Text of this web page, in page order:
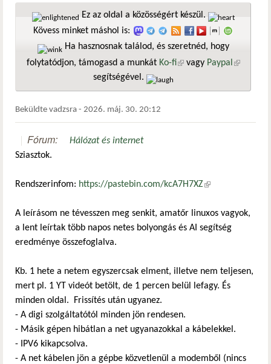
Ez az oldal a közösségért készül.
Kövess minket máshol is:
Ha hasznosnak találod, és szeretnéd, hogy
folytatódjon, támogasd a munkát Ko-fi(külső hivatkozás)
vagy Paypal
segítségével.
Beküldte vadzsra - 2026. máj. 30. 20:12
Fórum:
Hálózat és internet
Sziasztok.
Rendszerinfom: https://pastebin.com/kcA7H7XZ(külső
A leírásom ne tévesszen meg senkit, amatőr linuxos vagyok,
a lent leírtak több napos netes bolyongás és AI segítség
eredménye összefoglalva.
Kb. 1 hete a netem egyszercsak elment, illetve nem teljesen,
mert pl. 1 YT videót betölt, de 1 percen belül lefagy. És
minden oldal. Frissítés után ugyanez.
- A digi szolgáltatótól minden jön rendesen.
- Másik gépen hibátlan a net ugyanazokkal a kábelekkel.
- IPV6 kikapcsolva.
- A net kábelen jön a gépbe közvetlenül a modemből (nincs